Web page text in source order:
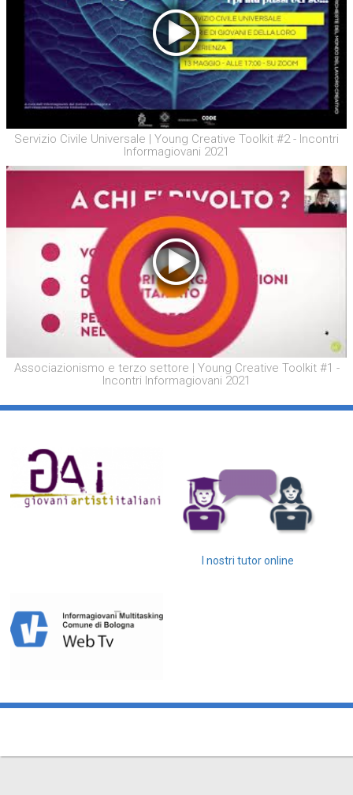
Servizio Civile Universale | Young Creative Toolkit #2 - Incontri
Informagiovani 2021
Associazionismo e terzo settore | Young Creative Toolkit #1 -
Incontri Informagiovani 2021
I nostri tutor online